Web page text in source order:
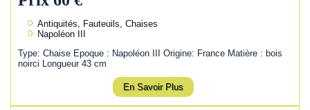
Antiquités, Fauteuils, Chaises
Napoléon III
Type: Chaise Epoque : Napoléon III Origine: France Matière : bois
noirci Longueur 43 cm
En Savoir Plus